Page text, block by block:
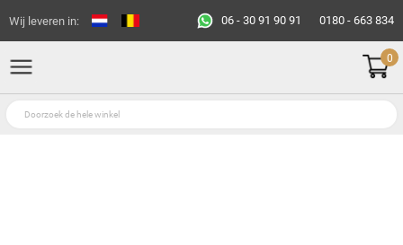
Wij leveren in: 06 - 30 91 90 91 0180 - 663 834
0